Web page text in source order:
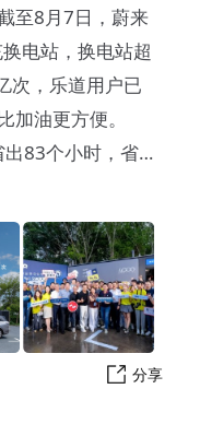
至8月7日，蔚来
电站，换电站超
次，乐道用户已
加油更方便。
83个小时，省
分享